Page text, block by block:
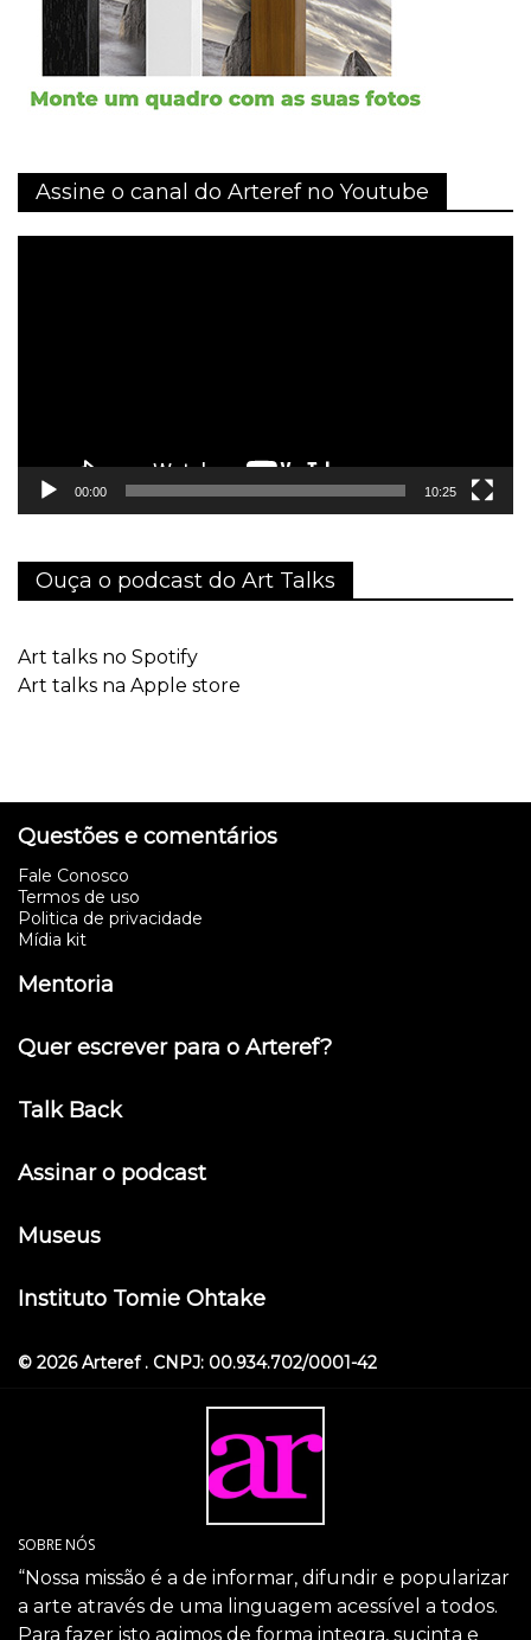
Assine o canal do Arteref no Youtube
00:00 10:25
Ouça o podcast do Art Talks
Art talks no Spotify
Art talks na Apple store
Questões e comentários
Fale Conosco
Termos de uso
Politica de privacidade
Mídia kit
Mentoria
Quer escrever para o Arteref?
Talk Back
Assinar o podcast
Museus
Instituto Tomie Ohtake
© 2026 Arteref . CNPJ: 00.934.702/0001-42
SOBRE NÓS
“Nossa missão é a de informar, difundir e popularizar
a arte através de uma linguagem acessível a todos.
Para fazer isto agimos de forma integra, sucinta e